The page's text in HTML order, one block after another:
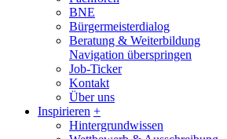
BNE
Bürgermeisterdialog
Beratung & Weiterbildung
Navigation überspringen
Job-Ticker
Kontakt
Über uns
Inspirieren +
Hintergrundwissen